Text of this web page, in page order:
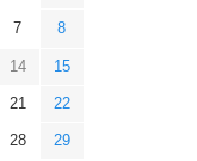
7 8
14 15
21 22
28 29